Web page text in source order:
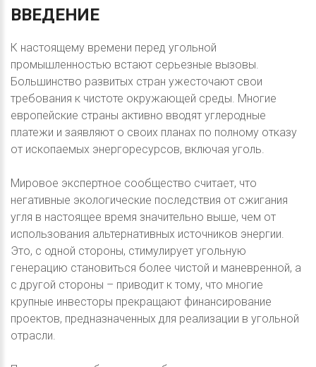
ВВЕДЕНИЕ
К настоящему времени перед угольной
промышленностью встают серьезные вызовы.
Большинство развитых стран ужесточают свои
требования к чистоте окружающей среды. Многие
европейские страны активно вводят углеродные
платежи и заявляют о своих планах по полному отказу
от ископаемых энергоресурсов, включая уголь.
Мировое экспертное сообщество считает, что
негативные экологические последствия от сжигания
угля в настоящее время значительно выше, чем от
использования альтернативных источников энергии.
Это, с одной стороны, стимулирует угольную
генерацию становиться более чистой и маневренной, а
с другой стороны – приводит к тому, что многие
крупные инвесторы прекращают финансирование
проектов, предназначенных для реализации в угольной
отрасли.